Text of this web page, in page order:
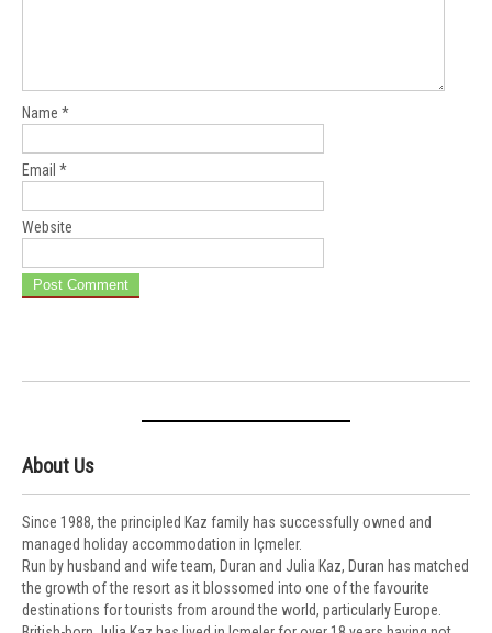
Name *
Email *
Website
About Us
Since 1988, the principled Kaz family has successfully owned and
managed holiday accommodation in Içmeler.
Run by husband and wife team, Duran and Julia Kaz, Duran has matched
the growth of the resort as it blossomed into one of the favourite
destinations for tourists from around the world, particularly Europe.